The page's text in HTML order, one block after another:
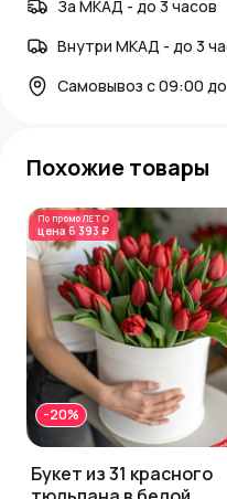
За МКАД - до 3 часов
Внутри МКАД - до 3
Самовывоз с 09:00
Похожие товары
По промоЛЕТО
цена 6 393 ₽
-20%
Букет из 31 красного